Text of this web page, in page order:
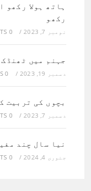
ہاتھ ہولا
رکھو
نومبر 7, 2023 /
0 COMMENTS
جہنم میں
دسمبر 19, 2023 /
0 COMMENTS
بچوں کی تربیت
دسمبر 7, 2023 /
0 COMMENTS
نیا سال چند
جنوری 4, 2024 /
0 COMMENTS